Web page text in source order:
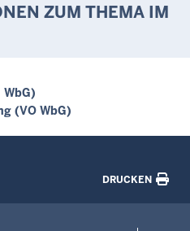
ZUM THEMA IM
(VO WbG)
DRUCKEN